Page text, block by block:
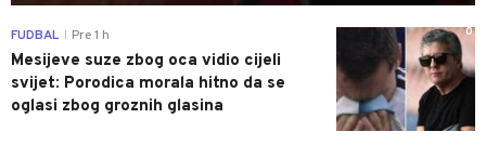
0
FUDBAL Pre 1 h
Mesijeve suze zbog oca vidio cijeli
svijet: Porodica morala hitno da se
oglasi zbog groznih glasina